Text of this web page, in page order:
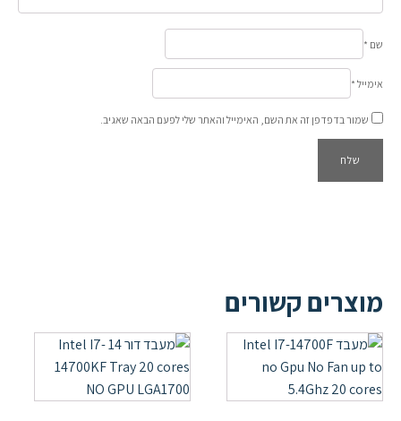
שם *
אימייל *
שמור בדפדפן זה את השם, האימייל והאתר שלי לפעם הבאה שאגיב.
מוצרים קשורים